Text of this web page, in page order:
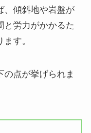
、傾斜地や岩盤が
と労力がかかるた
す。
の点が挙げられま